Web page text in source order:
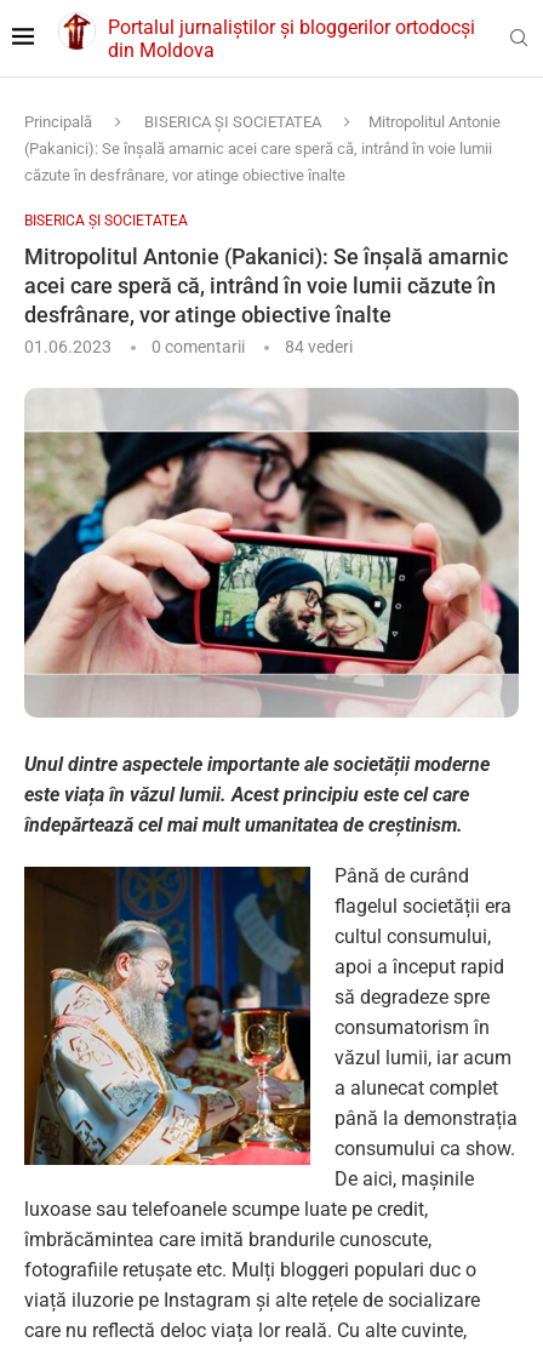
Portalul jurnaliștilor și bloggerilor ortodocși
din Moldova
Principală BISERICA ȘI SOCIETATEA
Mitropolitul Antonie
(Pakanici): Se înșală amarnic acei care speră că, intrând în voie lumii
căzute în desfrânare, vor atinge obiective înalte
BISERICA ȘI SOCIETATEA
Mitropolitul Antonie (Pakanici): Se înșală amarnic
acei care speră că, intrând în voie lumii căzute în
desfrânare, vor atinge obiective înalte
01.06.2023 0 comentarii 84vederi
Unul dintre aspectele importante ale societății moderne
este viața în văzul lumii. Acest principiu este cel care
îndepărtează cel mai mult umanitatea de creștinism.
Până de curând
flagelul societății era
cultul consumului,
apoi a început rapid
să degradeze spre
consumatorism în
văzul lumii, iar acum
a alunecat complet
până la demonstrația
consumului ca show.
De aici, mașinile
luxoase sau telefoanele scumpe luate pe credit,
îmbrăcămintea care imită brandurile cunoscute,
fotografiile retușate etc. Mulți bloggeri populari duc o
viață iluzorie pe Instagram și alte rețele de socializare
care nu reflectă deloc viața lor reală. Cu alte cuvinte,